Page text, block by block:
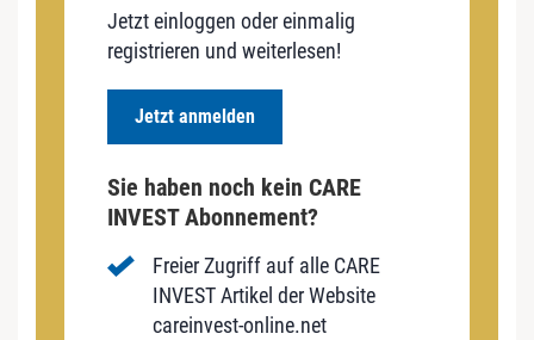
Jetzt einloggen oder einmalig
registrieren und weiterlesen!
Jetzt anmelden
Sie haben noch kein CARE
INVEST Abonnement?
Freier Zugriff auf alle CARE
INVEST Artikel der Website
careinvest-online.net